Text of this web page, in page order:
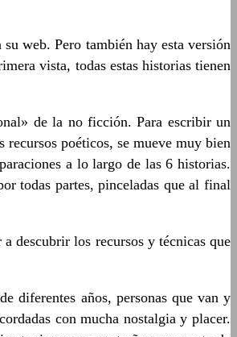
web. Pero también hay esta versión
vista, todas estas historias tienen
de la no ficción. Para escribir un
poéticos, se mueve muy bien
a lo largo de las 6 historias.
todas partes, pinceladas que al final
descubrir los recursos y técnicas que
de diferentes años, personas que van y
con mucha nostalgia y placer.